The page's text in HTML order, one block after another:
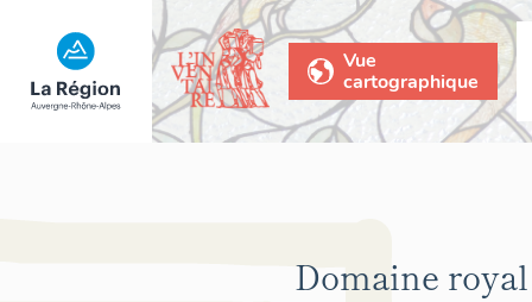
Vue
cartographique
Domaine